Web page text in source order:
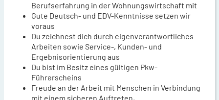
Berufserfahrung in der Wohnungswirtschaft mit
Gute Deutsch- und EDV-Kenntnisse setzen wir
voraus
Du zeichnest dich durch eigenverantwortliches
Arbeiten sowie Service-, Kunden- und
Ergebnisorientierung aus
Du bist im Besitz eines gültigen Pkw-
Führerscheins
Freude an der Arbeit mit Menschen in Verbindung
mit einem sicheren Auftreten,